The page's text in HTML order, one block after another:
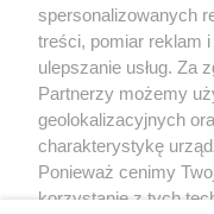
Od kiedy z nami:
Status:
Wypowiedzi na forum:
Wystawione
Otrzymane komentarze:
Wyróżnienia
spersonalizowanych
treści, pomiar reklam
ulepszanie usług. Za
Partnerzy możemy
geolokalizacyjnych
charakterystykę
Ponieważ cenimy
korzystanie z tych